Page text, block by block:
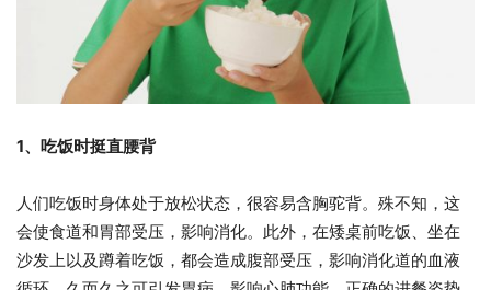
1、吃饭时挺直腰背
人们吃饭时身体处于放松状态，很容易含胸驼背。殊不知，这
会使食道和胃部受压，影响消化。此外，在矮桌前吃饭、坐在
沙发上以及蹲着吃饭，都会造成腹部受压，影响消化道的血液